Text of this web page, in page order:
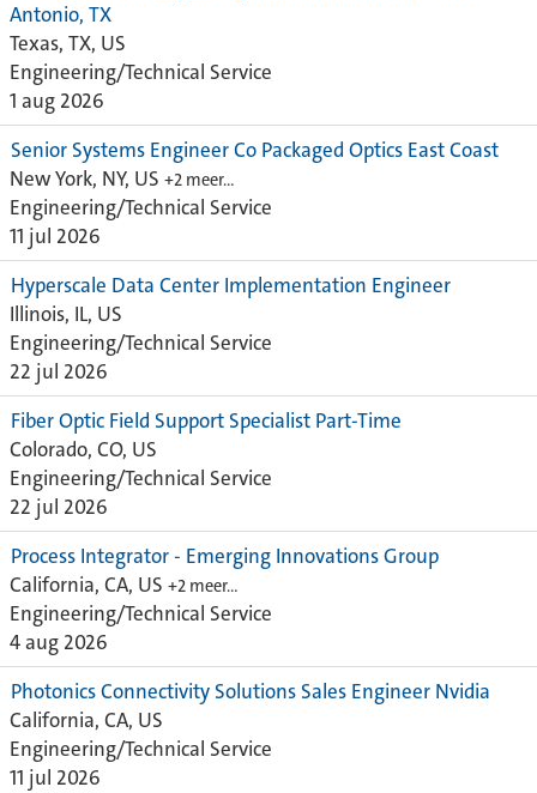
Antonio, TX
Texas, TX, US
Engineering/Technical Service
1 aug 2026
Senior Systems Engineer Co Packaged Optics East Coast
New York, NY, US +2 meer…
Engineering/Technical Service
11 jul 2026
Hyperscale Data Center Implementation Engineer
Illinois, IL, US
Engineering/Technical Service
22 jul 2026
Fiber Optic Field Support Specialist Part-Time
Colorado, CO, US
Engineering/Technical Service
22 jul 2026
Process Integrator - Emerging Innovations Group
California, CA, US +2 meer…
Engineering/Technical Service
4 aug 2026
Photonics Connectivity Solutions Sales Engineer Nvidia
California, CA, US
Engineering/Technical Service
11 jul 2026